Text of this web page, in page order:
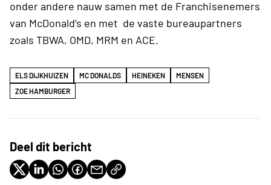
onder andere nauw samen met de Franchisenemers
van McDonald’s en met de vaste bureaupartners
zoals TBWA, OMD, MRM en ACE.
ELS DIJKHUIZEN MC DONALDS HEINEKEN
MENSEN
ZOE HAMBURGER
Deel dit bericht